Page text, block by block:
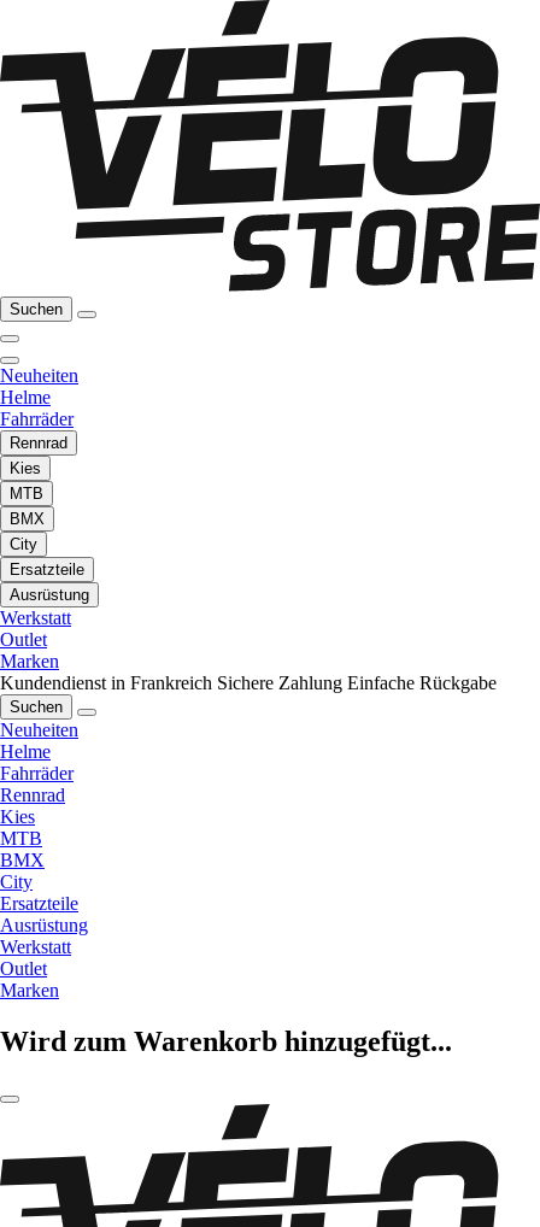
Suchen
Neuheiten
Helme
Fahrräder
Rennrad
Kies
MTB
BMX
City
Ersatzteile
Ausrüstung
Werkstatt
Outlet
Marken
Kundendienst in Frankreich Sichere Zahlung Einfache Rückgabe
Suchen
Neuheiten
Helme
Fahrräder
Rennrad
Kies
MTB
BMX
City
Ersatzteile
Ausrüstung
Werkstatt
Outlet
Marken
Wird zum Warenkorb hinzugefügt...